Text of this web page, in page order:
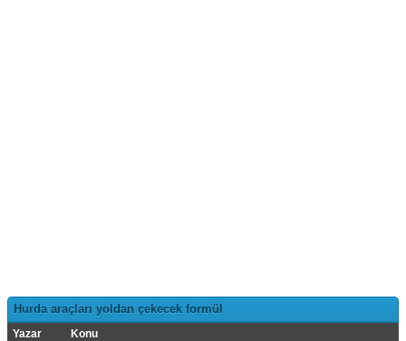
Hurda araçları yoldan çekecek formül
Yazar Konu